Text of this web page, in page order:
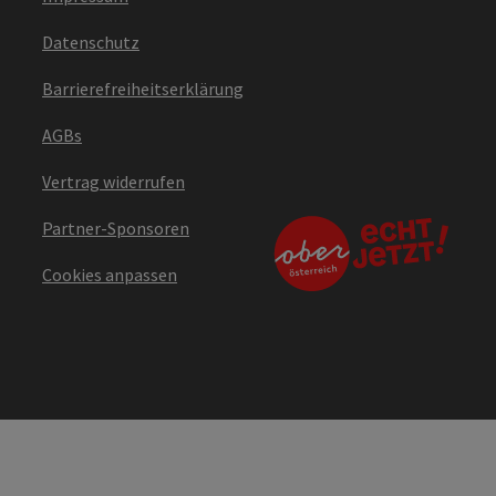
Datenschutz
Barrierefreiheitserklärung
AGBs
Vertrag widerrufen
Partner-Sponsoren
Cookies anpassen